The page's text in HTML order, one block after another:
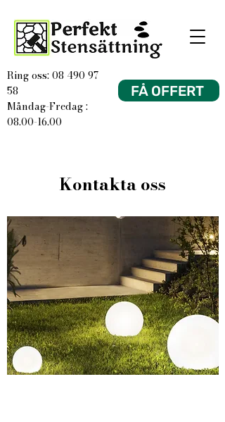
FÅ OFFERT
Ring oss: 08 490 97
58
Måndag-Fredag :
08.00-16.00
Kontakta oss